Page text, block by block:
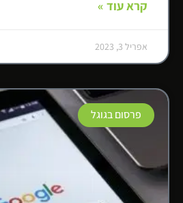
קרא עוד »
אפריל 3, 2023
פרסום בגוגל